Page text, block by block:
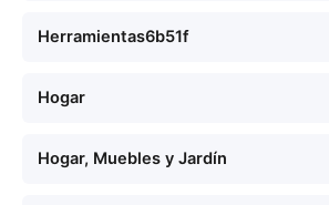
Herramientas6b51f
Hogar
Hogar, Muebles y Jardín